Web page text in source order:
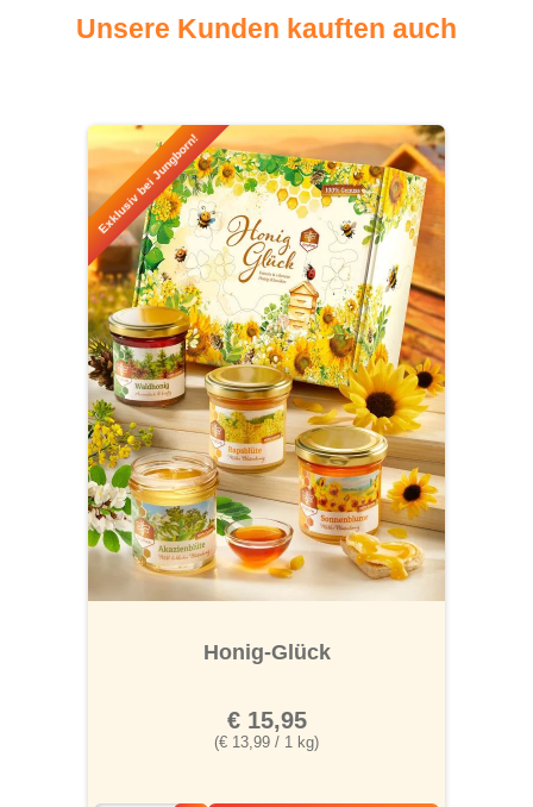
Unsere Kunden kauften auch
Produktgalerie überspringen
Exklusiv bei Jungborn!
Honig-Glück
(€ 13,99 / 1 kg)
€ 15,95